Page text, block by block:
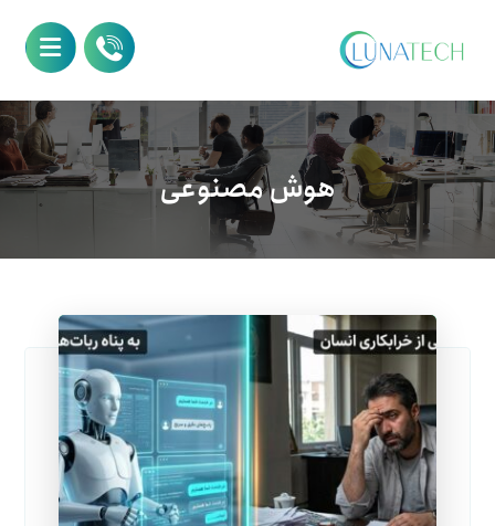
هوش مصنوعی